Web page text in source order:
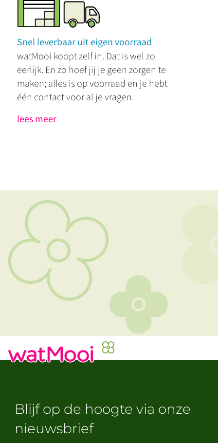
Snel leverbaar uit eigen voorraad
watMooi koopt zelf in. Dat is wel zo
eerlijk. En zo hoef jij je geen zorgen te
maken; alles is op voorraad en je hebt
één contact voor al je vragen.
lees meer
Blijf op de hoogte via onze
nieuwsbrief